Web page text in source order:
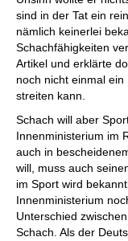
sind in der Tat ein
nämlich keinerlei
Schachfähigkeiten
Artikel und erklärte
noch nicht einmal
streiten kann.
Schach will aber
Innenministerium im
auch in
will, muss auch
im Sport wird
Innenministerium
Unterschied
Schach. Als der